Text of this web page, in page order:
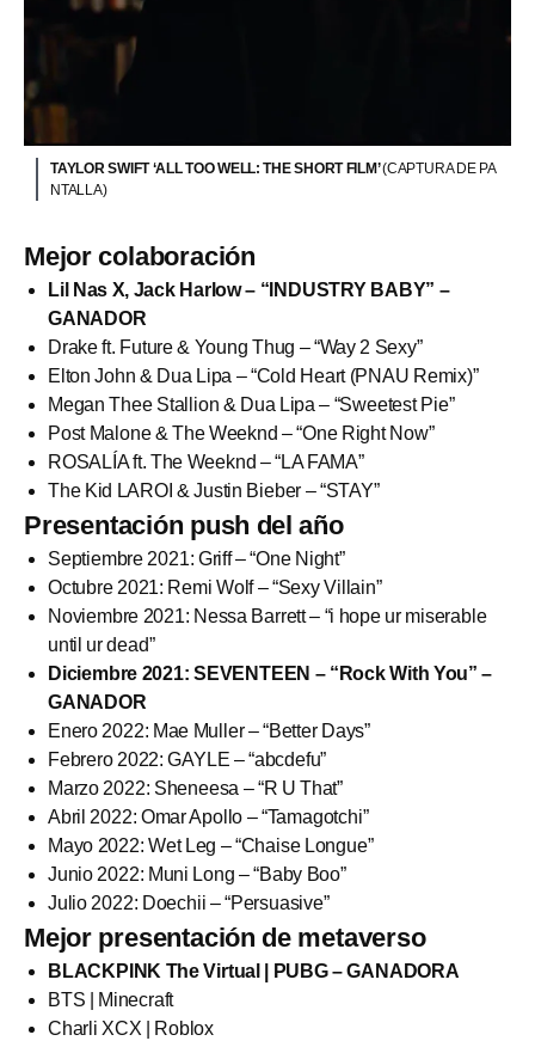
TAYLOR SWIFT ‘ALL TOO WELL: THE SHORT FILM’(CAPTURA DE PA
NTALLA)
Mejor colaboración
Lil Nas X, Jack Harlow – “INDUSTRY BABY” –
GANADOR
Drake ft. Future & Young Thug – “Way 2 Sexy”
Elton John & Dua Lipa – “Cold Heart (PNAU Remix)”
Megan Thee Stallion & Dua Lipa – “Sweetest Pie”
Post Malone & The Weeknd – “One Right Now”
ROSALÍA ft. The Weeknd – “LA FAMA”
The Kid LAROI & Justin Bieber – “STAY”
Presentación push del año
Septiembre 2021: Griff – “One Night”
Octubre 2021: Remi Wolf – “Sexy Villain”
Noviembre 2021: Nessa Barrett – “i hope ur miserable
until ur dead”
Diciembre 2021: SEVENTEEN – “Rock With You” –
GANADOR
Enero 2022: Mae Muller – “Better Days”
Febrero 2022: GAYLE – “abcdefu”
Marzo 2022: Sheneesa – “R U That”
Abril 2022: Omar Apollo – “Tamagotchi”
Mayo 2022: Wet Leg – “Chaise Longue”
Junio 2022: Muni Long – “Baby Boo”
Julio 2022: Doechii – “Persuasive”
Mejor presentación de metaverso
BLACKPINK The Virtual | PUBG – GANADORA
BTS | Minecraft
Charli XCX | Roblox